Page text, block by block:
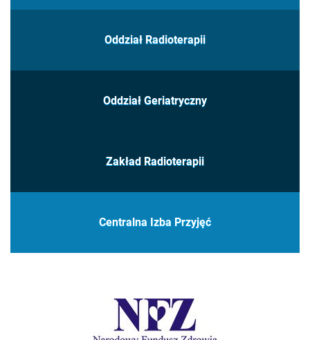
Oddział Radioterapii
Oddział Geriatryczny
Zakład Radioterapii
Centralna Izba Przyjęć